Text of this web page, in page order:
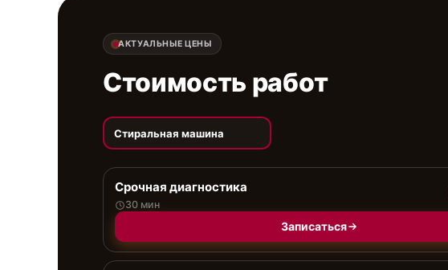
АКТУАЛЬНЫЕ ЦЕНЫ
Стоимость работ
Стиральная машина
Срочная диагностика
30 мин
Записаться